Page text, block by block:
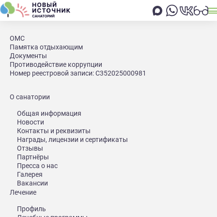
ОМС
Памятка отдыхающим
Документы
Противодействие коррупции
Номер реестровой записи: С352025000981
О санатории
Общая информация
Новости
Контакты и реквизиты
Награды, лицензии и сертификаты
Отзывы
Партнёры
Пресса о нас
Галерея
Вакансии
Лечение
Профиль
Главная
Акции
Профсоюзная скидка
профсоюзных организаций
РФ и членам их семей
(близких родственников):
на санаторно-курортные путевки по программам «Санаторная»,
"Легкое дыхание", "Взрослый и ребенок:лечебная", "Источник
красоты", Релакс и СПА, Анти-стресс. от 12 дней и «Центр
доктора Бубновского», «Реабилитация»" от 13 дней с